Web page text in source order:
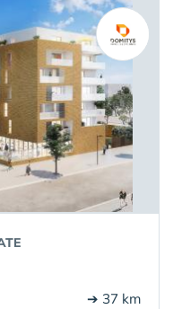
➔ 37 km